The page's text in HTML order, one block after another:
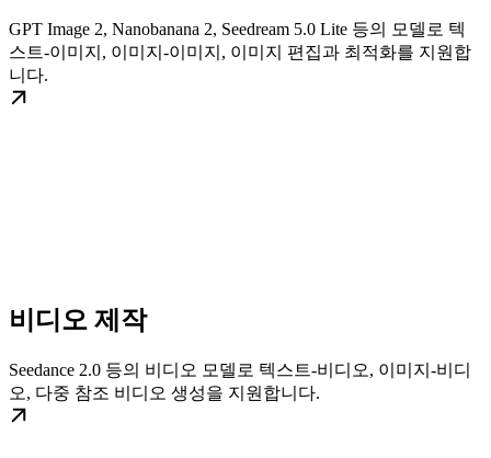
GPT Image 2, Nanobanana 2, Seedream 5.0 Lite 등의 모델로 텍
스트-이미지, 이미지-이미지, 이미지 편집과 최적화를 지원합
니다.
비디오 제작
Seedance 2.0 등의 비디오 모델로 텍스트-비디오, 이미지-비디
오, 다중 참조 비디오 생성을 지원합니다.